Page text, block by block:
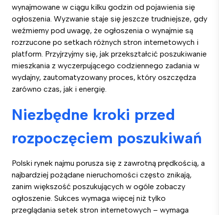
wynajmowane w ciągu kilku godzin od pojawienia się
ogłoszenia. Wyzwanie staje się jeszcze trudniejsze, gdy
weźmiemy pod uwagę, że ogłoszenia o wynajmie są
rozrzucone po setkach różnych stron internetowych i
platform. Przyjrzyjmy się, jak przekształcić poszukiwanie
mieszkania z wyczerpującego codziennego zadania w
wydajny, zautomatyzowany proces, który oszczędza
zarówno czas, jak i energię.
Niezbędne kroki przed
rozpoczęciem poszukiwań
Polski rynek najmu porusza się z zawrotną prędkością, a
najbardziej pożądane nieruchomości często znikają,
zanim większość poszukujących w ogóle zobaczy
ogłoszenie. Sukces wymaga więcej niż tylko
przeglądania setek stron internetowych – wymaga